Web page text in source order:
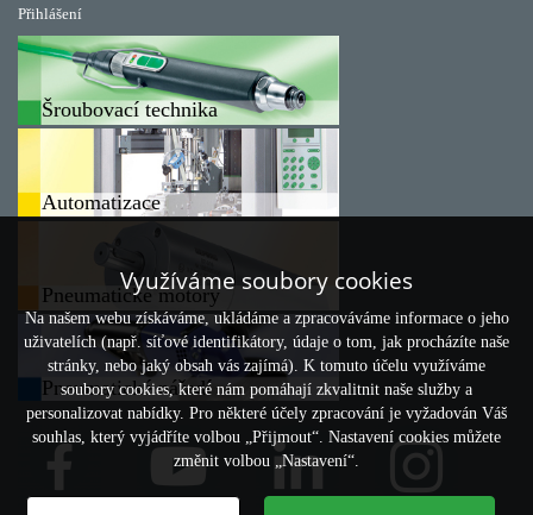
Přihlášení
Šroubovací technika
Automatizace
Pneumatické motory
Pneumatické nářadí
Využíváme soubory cookies
Na našem webu získáváme, ukládáme a zpracováváme informace o jeho
uživatelích (např. síťové identifikátory, údaje o tom, jak procházíte naše
stránky, nebo jaký obsah vás zajímá). K tomuto účelu využíváme
soubory cookies, které nám pomáhají zkvalitnit naše služby a
personalizovat nabídky. Pro některé účely zpracování je vyžadován Váš
souhlas, který vyjádříte volbou „Přijmout“. Nastavení cookies můžete
změnit volbou „Nastavení“.